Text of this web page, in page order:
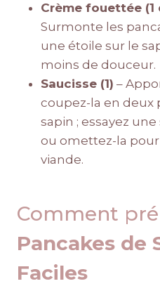
Crème fouettée (1
Surmonte les
une étoile sur le
moins de douceur.
Saucisse (1) –
coupez-la en deux
sapin ; essayez
ou omettez-la
viande.
Comment
Pancakes de
Faciles